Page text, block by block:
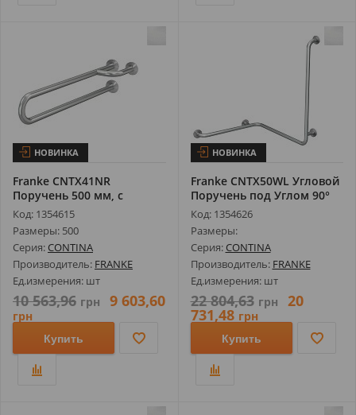
НОВИНКА
Franke CNTX41NR
Поручень 500 мм, с
Креплением в Трех...
Код: 1354615
Размеры: 500
Серия: CONTINA
Производитель: FRANKE
Ед.измерения: шт
10 563,96 грн 9 603,60
грн
Купить
НОВИНКА
Franke CNTX50WL Угловой
Поручень под Углом 90°
для Н...
Код: 1354626
Размеры:
Серия: CONTINA
Производитель: FRANKE
Ед.измерения: шт
22 804,63 грн 20
731,48 грн
Купить